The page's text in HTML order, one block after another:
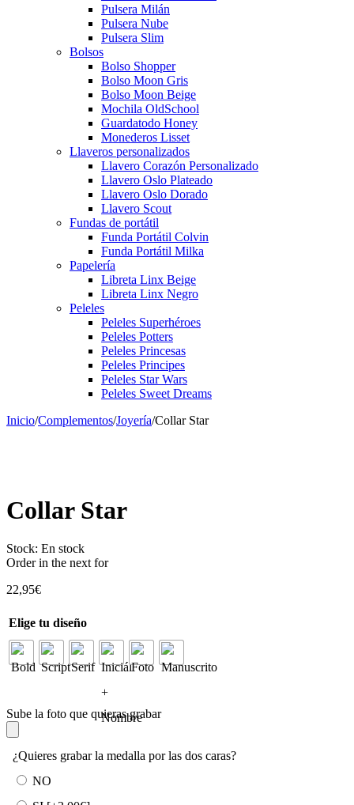
Pulsera Milán
Pulsera Nube
Pulsera Slim
Bolsos
Bolso Shopper
Bolso Moon Gris
Bolso Moon Beige
Mochila OldSchool
Guardatodo Honey
Monederos Lisset
Llaveros personalizados
Llavero Corazón Personalizado
Llavero Oslo Plateado
Llavero Oslo Dorado
Llavero Scout
Fundas de portátil
Funda Portátil Colvin
Funda Portátil Milka
Papelería
Libreta Linx Beige
Libreta Linx Negro
Peleles
Peleles Superhéroes
Peleles Potters
Peleles Princesas
Peleles Principes
Peleles Star Wars
Peleles Sweet Dreams
Inicio/Complementos/Joyería/Collar Star
Collar Star
Stock: En stock
Order in the next for
22,95€
Elige tu diseño
Sube la foto que quieras grabar
¿Quieres grabar la medalla por las dos caras?
NO